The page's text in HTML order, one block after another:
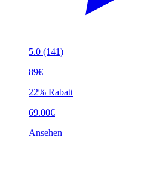
5.0 (141)
89€
22% Rabatt
69.00€
Ansehen